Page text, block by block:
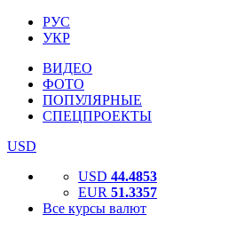
РУС
УКР
ВИДЕО
ФОТО
ПОПУЛЯРНЫЕ
СПЕЦПРОЕКТЫ
USD
USD 44.4853
EUR 51.3357
Все курсы валют